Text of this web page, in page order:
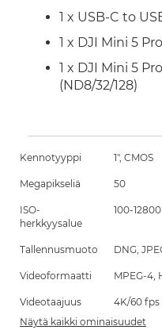
1 x USB-C to
1 x DJI Mini 5
1 x DJI Mini 5
(ND8/32/128)
Kennotyyppi 1", CMOS
Megapikseliä 50
ISO-
herkkyysalue
100-12800
Tallennusmuoto DNG,
Videoformaatti MPEG-4,
Videotaajuus
4K/60 fps
Näytä kaikki ominaisuudet